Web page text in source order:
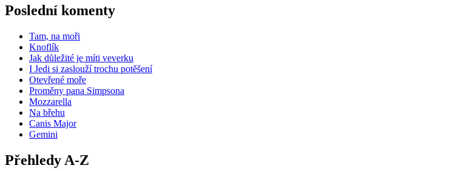
Poslední komenty
Tam, na moři
Knoflík
Jak důležité je míti veverku
I Jedi si zaslouží trochu potěšení
Otevřené moře
Proměny pana Simpsona
Mozzarella
Na břehu
Canis Major
Gemini
Přehledy A-Z